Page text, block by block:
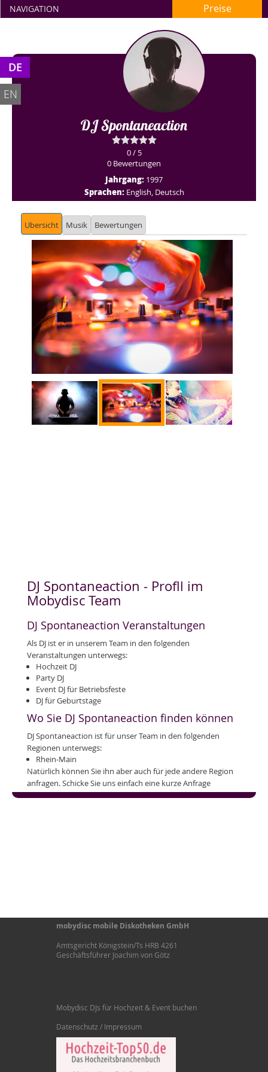
NAVIGATION Preise
DE
EN
DJ Spontaneaction
0 / 5
0 Bewertungen
Jahrgang: 1997
Sprachen: English, Deutsch
Ubersicht Musik Bewertungen
DJ Spontaneaction - Profll im
Mobydisc Team
DJ Spontaneaction Veranstaltungen
Als DJ ist er in unserem Team in den folgenden
Veranstaltungen unterwegs:
Hochzeit DJ
Party DJ
Event DJ für Betriebsfeste
DJ für Geburtstage
Wo Sie DJ Spontaneaction finden können
DJ Spontaneaction ist für unser Team in den folgenden
Regionen unterwegs:
Rhein-Main
Natürlich können Sie ihn aber auch für jede andere Region
anfragen. Schicke Sie uns einfach eine kurze Anfrage
mobydisc mobile Diskotheken GmbH
Amtsgericht Königstein/Ts HRB 4261
Geschäftsführer Joachim von Götz
Mobydisc DJs für Hochzeit & Event buchen
Datenschutz / Impressum